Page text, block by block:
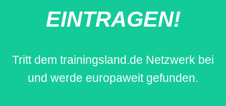
EINTRAGEN!
Tritt dem trainingsland.de Netzwerk bei
und werde europaweit gefunden.